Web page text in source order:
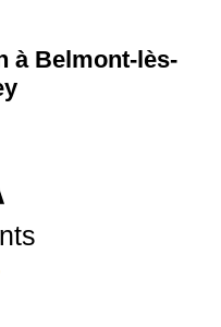
à Belmont-lès-